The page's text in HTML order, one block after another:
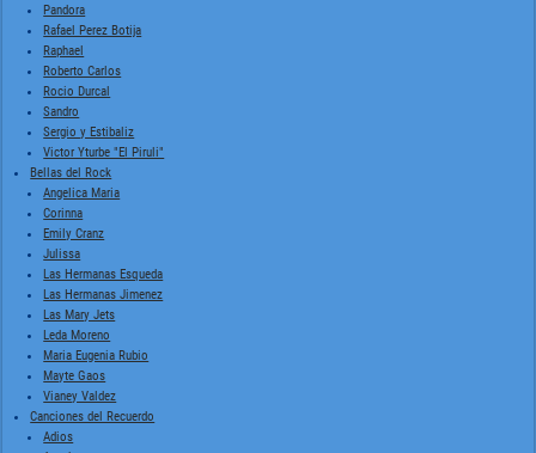
Pandora
Rafael Perez Botija
Raphael
Roberto Carlos
Rocio Durcal
Sandro
Sergio y Estibaliz
Victor Yturbe "El Piruli"
Bellas del Rock
Angelica Maria
Corinna
Emily Cranz
Julissa
Las Hermanas Esqueda
Las Hermanas Jimenez
Las Mary Jets
Leda Moreno
Maria Eugenia Rubio
Mayte Gaos
Vianey Valdez
Canciones del Recuerdo
Adios